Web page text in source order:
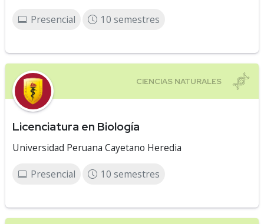
Presencial 10 semestres
Licenciatura en Biología
Universidad Peruana Cayetano Heredia
Presencial 10 semestres